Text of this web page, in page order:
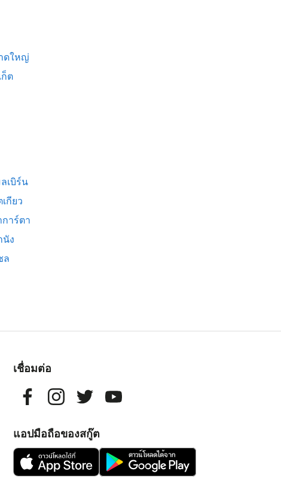
ดใหญ่
ก็ต
ลเบิร์น
กียว
การ์ตา
นัง
ล
เชื่อมต่อ
แอปมือถือของสกู๊ต